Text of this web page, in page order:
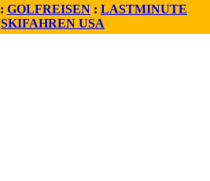
: GOLFREISEN : LASTMINUTE
SKIFAHREN USA